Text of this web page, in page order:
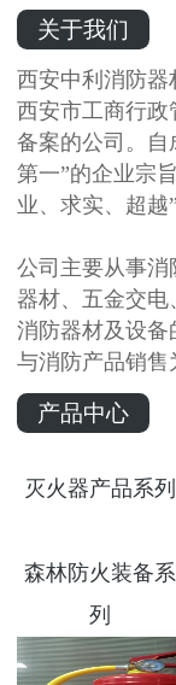
关于我们
西安中利消防器
西安市工商行政
备案的公司。自
第一”的企业宗
业、求实、超越
公司主要从事消
器材、五金交电
消防器材及设备
与消防产品销售
产品中心
灭火器产品系列
森林防火装备系
列